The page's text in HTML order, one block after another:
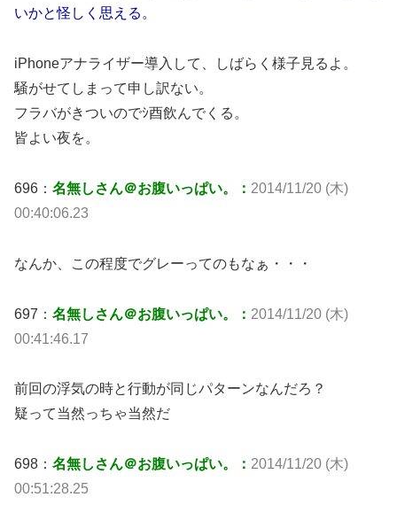
いかと怪しく思える。
iPhoneアナライザー導入して、しばらく様子見るよ。
騒がせてしまって申し訳ない。
フラバがきついのでｼ酉飲んでくる。
皆よい夜を。
696： 名無しさん＠お腹いっぱい。： 2014/11/20 (木)
00:40:06.23
なんか、この程度でグレーってのもなぁ・・・
697： 名無しさん＠お腹いっぱい。： 2014/11/20 (木)
00:41:46.17
前回の浮気の時と行動が同じパターンなんだろ？
疑って当然っちゃ当然だ
698： 名無しさん＠お腹いっぱい。： 2014/11/20 (木)
00:51:28.25